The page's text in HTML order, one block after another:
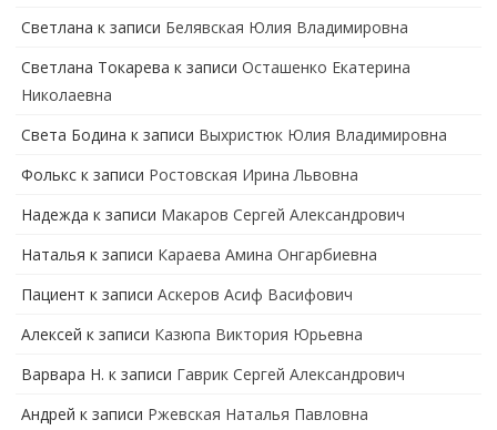
Светлана к записи Белявская Юлия Владимировна
Cветлана Токарева к записи Осташенко Екатерина
Николаевна
Света Бодина к записи Выхристюк Юлия Владимировна
Фолькс к записи Ростовская Ирина Львовна
Надежда к записи Макаров Сергей Александрович
Наталья к записи Караева Амина Онгарбиевна
Пациент к записи Аскеров Асиф Васифович
Алексей к записи Казюпа Виктория Юрьевна
Варвара Н. к записи Гаврик Сергей Александрович
Андрей к записи Ржевская Наталья Павловна